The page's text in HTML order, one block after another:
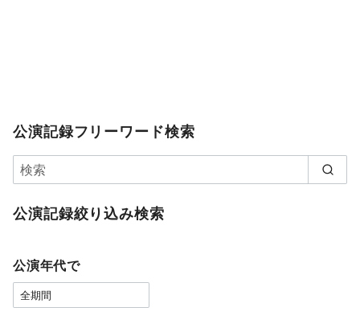
公演記録フリーワード検索
公演記録絞り込み検索
公演年代で